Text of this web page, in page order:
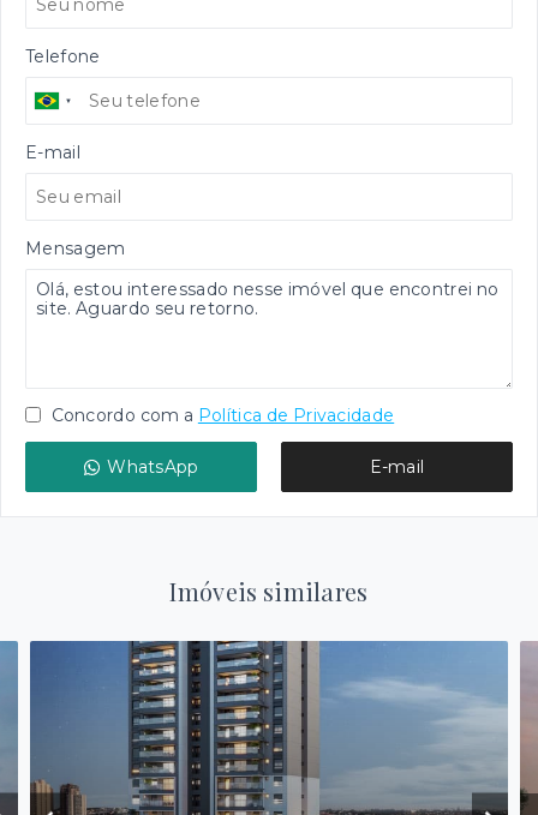
Telefone
E-mail
Mensagem
Concordo com a Política de Privacidade
WhatsApp E-mail
Imóveis similares